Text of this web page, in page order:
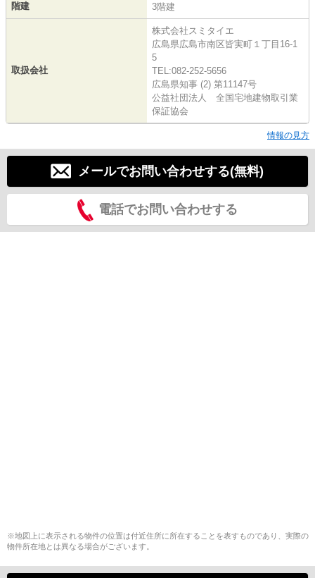
階建 3階建
取扱会社
株式会社スミタイエ
広島県広島市南区皆実町１丁目16-1
5
TEL:082-252-5656
広島県知事 (2) 第11147号
公益社団法人 全国宅地建物取引業
保証協会
情報の見方
メールでお問い合わせする(無料)
電話でお問い合わせする
※地図上に表示される物件の位置は付近住所に所在することを表すものであり、実際の
物件所在地とは異なる場合がございます。